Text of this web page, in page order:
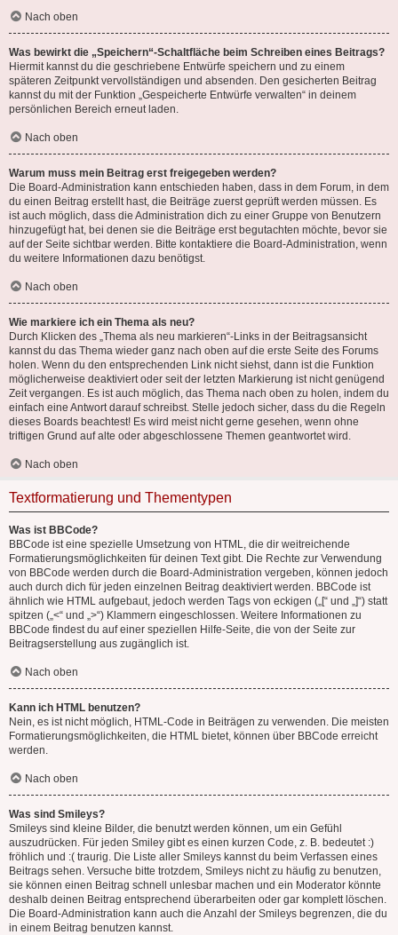
Nach oben
Was bewirkt die „Speichern“-Schaltfläche beim Schreiben eines Beitrags?
Hiermit kannst du die geschriebene Entwürfe speichern und zu einem
späteren Zeitpunkt vervollständigen und absenden. Den gesicherten Beitrag
kannst du mit der Funktion „Gespeicherte Entwürfe verwalten“ in deinem
persönlichen Bereich erneut laden.
Nach oben
Warum muss mein Beitrag erst freigegeben werden?
Die Board-Administration kann entschieden haben, dass in dem Forum, in dem
du einen Beitrag erstellt hast, die Beiträge zuerst geprüft werden müssen. Es
ist auch möglich, dass die Administration dich zu einer Gruppe von Benutzern
hinzugefügt hat, bei denen sie die Beiträge erst begutachten möchte, bevor sie
auf der Seite sichtbar werden. Bitte kontaktiere die Board-Administration, wenn
du weitere Informationen dazu benötigst.
Nach oben
Wie markiere ich ein Thema als neu?
Durch Klicken des „Thema als neu markieren“-Links in der Beitragsansicht
kannst du das Thema wieder ganz nach oben auf die erste Seite des Forums
holen. Wenn du den entsprechenden Link nicht siehst, dann ist die Funktion
möglicherweise deaktiviert oder seit der letzten Markierung ist nicht genügend
Zeit vergangen. Es ist auch möglich, das Thema nach oben zu holen, indem du
einfach eine Antwort darauf schreibst. Stelle jedoch sicher, dass du die Regeln
dieses Boards beachtest! Es wird meist nicht gerne gesehen, wenn ohne
triftigen Grund auf alte oder abgeschlossene Themen geantwortet wird.
Nach oben
Textformatierung und Thementypen
Was ist BBCode?
BBCode ist eine spezielle Umsetzung von HTML, die dir weitreichende
Formatierungsmöglichkeiten für deinen Text gibt. Die Rechte zur Verwendung
von BBCode werden durch die Board-Administration vergeben, können jedoch
auch durch dich für jeden einzelnen Beitrag deaktiviert werden. BBCode ist
ähnlich wie HTML aufgebaut, jedoch werden Tags von eckigen („[“ und „]“) statt
spitzen („<“ und „>“) Klammern eingeschlossen. Weitere Informationen zu
BBCode findest du auf einer speziellen Hilfe-Seite, die von der Seite zur
Beitragserstellung aus zugänglich ist.
Nach oben
Kann ich HTML benutzen?
Nein, es ist nicht möglich, HTML-Code in Beiträgen zu verwenden. Die meisten
Formatierungsmöglichkeiten, die HTML bietet, können über BBCode erreicht
werden.
Nach oben
Was sind Smileys?
Smileys sind kleine Bilder, die benutzt werden können, um ein Gefühl
auszudrücken. Für jeden Smiley gibt es einen kurzen Code, z. B. bedeutet :)
fröhlich und :( traurig. Die Liste aller Smileys kannst du beim Verfassen eines
Beitrags sehen. Versuche bitte trotzdem, Smileys nicht zu häufig zu benutzen,
sie können einen Beitrag schnell unlesbar machen und ein Moderator könnte
deshalb deinen Beitrag entsprechend überarbeiten oder gar komplett löschen.
Die Board-Administration kann auch die Anzahl der Smileys begrenzen, die du
in einem Beitrag benutzen kannst.